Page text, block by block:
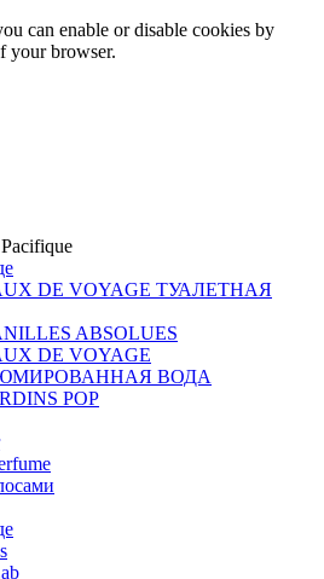
can enable or disable cookies by
your browser.
DE VOYAGE ТУАЛЕТНАЯ
ABSOLUES
DE VOYAGE
ВОДА
POP